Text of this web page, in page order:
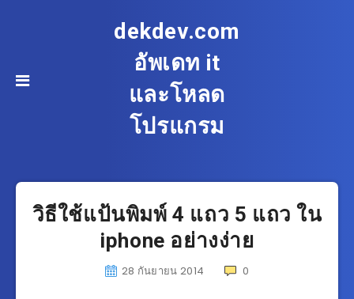
dekdev.com
อัพเดท it
และโหลด
โปรแกรม
วิธีใช้แป้นพิมพ์ 4 แถว 5 แถว ใน
iphone อย่างง่าย
28 กันยายน 2014 0